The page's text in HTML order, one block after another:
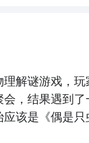
理解谜游戏，
会，结果遇到
该是《偶是